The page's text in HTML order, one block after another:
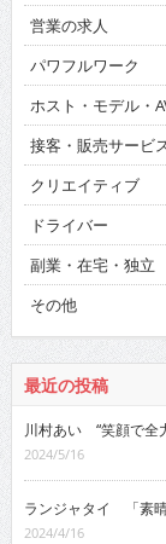
営業の求人
パワフルワーク
ホスト・モデル・
接客・販売サービ
クリエイティブ
ドライバー
副業・在宅・独立
その他
最近の投稿
川村あい “笑顔で全
2024/5/16
ランジャタイ 「素晴
2024/4/16